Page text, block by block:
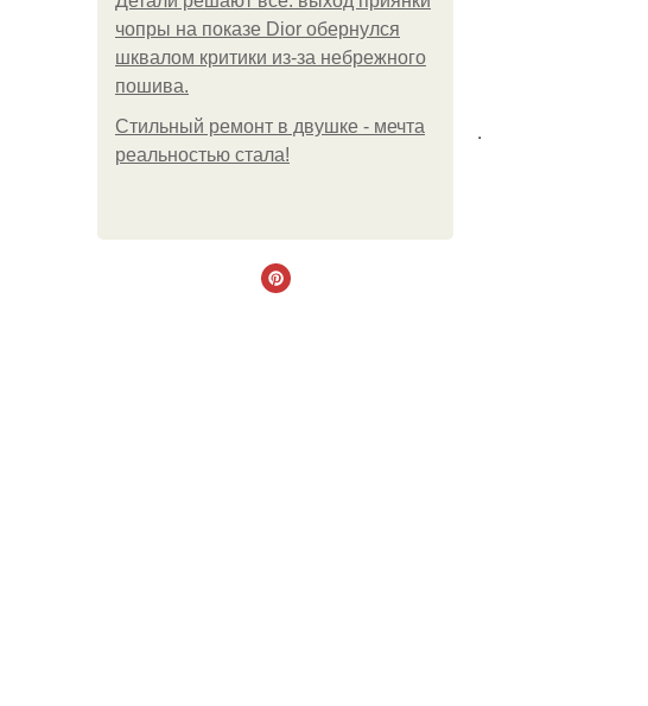
чопры на показе Dior обернулся
шквалом критики из-за небрежного
пошива.
Стильный ремонт в двушке - мечта
реальностью стала!
.